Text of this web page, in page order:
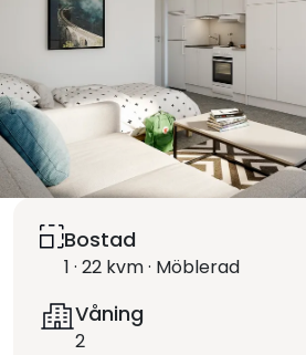
Bostad
1 · 22 kvm · Möblerad
Våning
2